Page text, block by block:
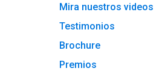
Mira nuestros videos
Testimonios
Brochure
Premios